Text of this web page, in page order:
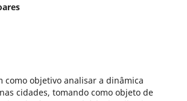
como objetivo analisar a dinâmica
cidades, tomando como objeto de